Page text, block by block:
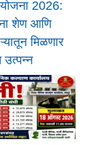
2026:
शेण आणि
मिळणार
उत्पन्न